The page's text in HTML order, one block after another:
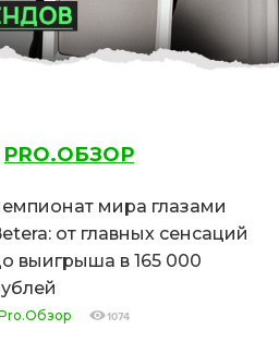
PRO.ОБЗОР
мира глазами
от главных сенсаций
выигрыша в 165 000
1074